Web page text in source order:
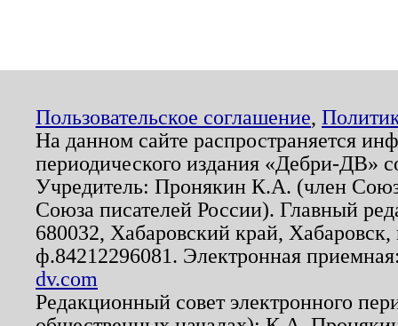
Пользовательское соглашение,
На данном сайте распространяется
периодического издания «Дебри-ДВ»
Учредитель: Пронякин К.А. (член
Союза писателей России). Главный
680032, Хабаровский край,
ф.84212296081. Электронная
dv.com
Редакционный совет электронного